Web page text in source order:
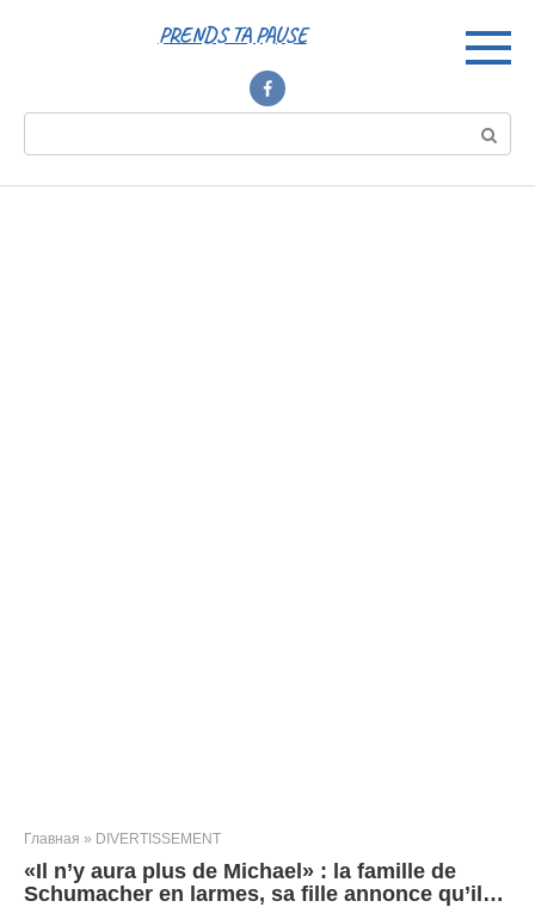
PRENDS TA PAUSE
Главная » DIVERTISSEMENT
«Il n’y aura plus de Michael» : la famille de
Schumacher en larmes, sa fille annonce qu’il…